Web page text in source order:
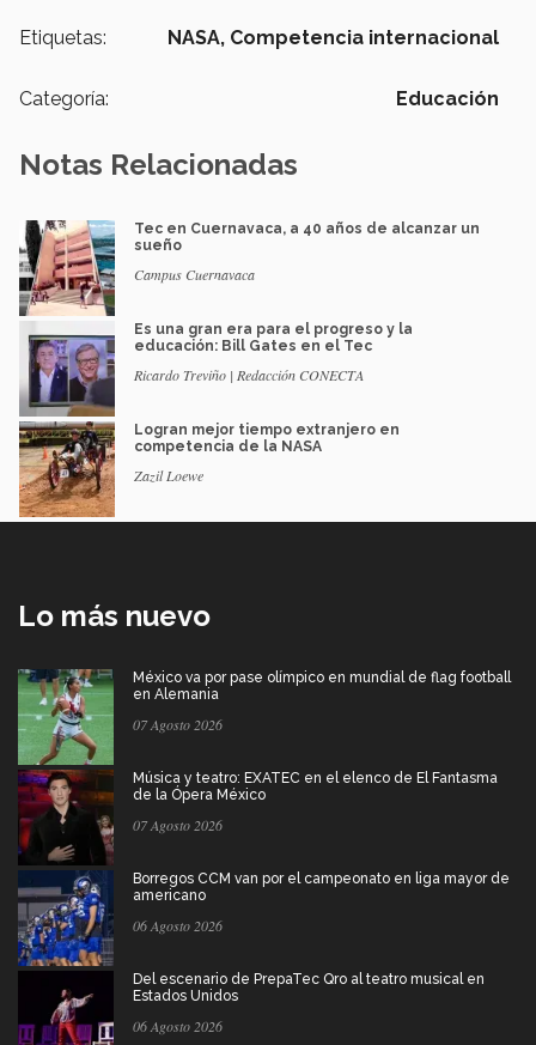
Etiquetas: NASA, Competencia internacional
Categoría: Educación
Notas Relacionadas
Tec en Cuernavaca, a 40 años de alcanzar un
sueño
Campus Cuernavaca
Es una gran era para el progreso y la
educación: Bill Gates en el Tec
Ricardo Treviño | Redacción CONECTA
Logran mejor tiempo extranjero en
competencia de la NASA
Zazil Loewe
Lo más nuevo
México va por pase olímpico en mundial de flag football
en Alemania
07 Agosto 2026
Música y teatro: EXATEC en el elenco de El Fantasma
de la Ópera México
07 Agosto 2026
Borregos CCM van por el campeonato en liga mayor de
americano
06 Agosto 2026
Del escenario de PrepaTec Qro al teatro musical en
Estados Unidos
06 Agosto 2026